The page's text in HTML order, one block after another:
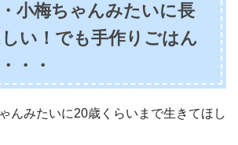
小梅ちゃんみたいに長
い！でも手作りごはん
・・
んみたいに20歳くらいまで生きてほし